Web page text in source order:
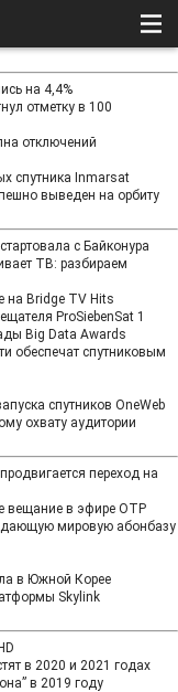
на 4,4%
отметку в 100
отключений
спутника Inmarsat
выведен на орбиту
с Байконура
ТВ: разбираем
на Bridge TV Hits
ProSiebenSat 1
Big Data Awards
обеспечат спутниковым
спутников OneWeb
охвату аудитории
переход на
вещание в эфире ОТР
мировую абонбазу
в Южной Корее
Skylink
в 2020 и 2021 годах
в 2019 году